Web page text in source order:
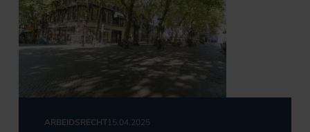
ARBEIDSRECHT15.04.2025